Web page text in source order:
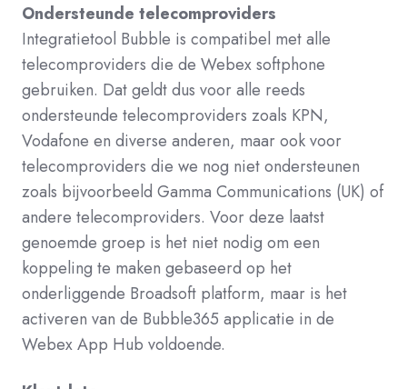
Ondersteunde telecomproviders
Integratietool Bubble is compatibel met alle
telecomproviders die de Webex softphone
gebruiken. Dat geldt dus voor alle reeds
ondersteunde telecomproviders zoals KPN,
Vodafone en diverse anderen, maar ook voor
telecomproviders die we nog niet ondersteunen
zoals bijvoorbeeld Gamma Communications (UK) of
andere telecomproviders. Voor deze laatst
genoemde groep is het niet nodig om een
koppeling te maken gebaseerd op het
onderliggende Broadsoft platform, maar is het
activeren van de Bubble365 applicatie in de
Webex App Hub voldoende.